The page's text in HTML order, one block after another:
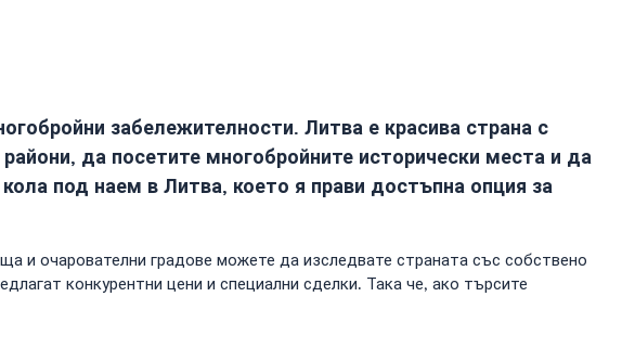
забележителности. Литва е красива страна с
да посетите многобройните исторически места и да
под наем в Литва, което я прави достъпна опция за
и очарователни градове можете да изследвате страната със собствено
конкурентни цени и специални сделки. Така че, ако търсите